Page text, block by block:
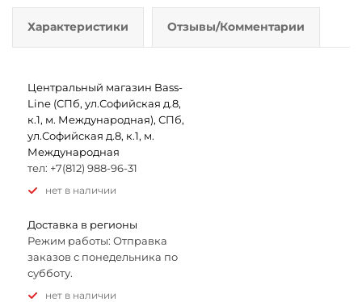
Характеристики Отзывы/Комментарии
Центральный магазин Bass-
Line (СПб, ул.Софийская д.8,
к.1, м. Международная), СПб,
ул.Софийская д.8, к.1, м.
Международная
тел: +7(812) 988-96-31
Нет в наличии
Доставка в регионы
Режим работы: Отправка
заказов с понедельника по
субботу.
Нет в наличии